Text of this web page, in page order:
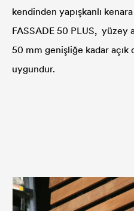
kendinden yapışkanlı
FASSADE 50 PLUS, yüzey
50 mm genişliğe kadar açık
uygundur.